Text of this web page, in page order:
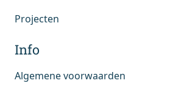
Projecten
Info
Algemene voorwaarden